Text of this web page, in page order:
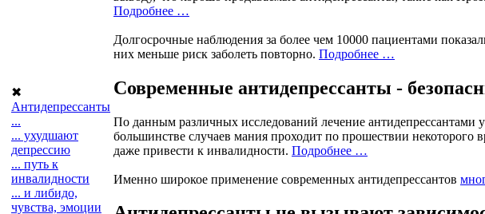
✖
Антидепрессанты
...
... ухудшают
депрессию
... путь к
инвалидности
... и либидо,
чувства, эмоции
Подробнее …
Долгосрочные наблюдения за более чем 10000 пациентами
них меньше риск заболеть повторно. Подробнее …
Современные антидепрессанты -
По данным различных исследований лечение антидепрессантами
большинстве случаев мания проходит по прошествии некоторого
даже привести к инвалидности. Подробнее …
Именно широкое применение современных антидепрессантов